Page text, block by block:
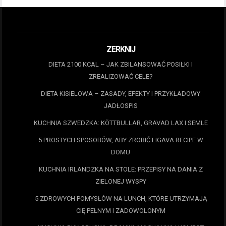
ZERKNIJ
DIETA 2100 KCAL – JAK ZBILANSOWAĆ POSIŁKI I
ZREALIZOWAĆ CELE?
DIETA KISIELOWA – ZASADY, EFEKTY I PRZYKŁADOWY
JADŁOSPIS
KUCHNIA SZWEDZKA: KÖTTBULLAR, GRAVAD LAX I SEMLE
5 PROSTYCH SPOSOBÓW, ABY ZROBIĆ LIGAVA RECIPE W
DOMU
KUCHNIA IRLANDZKA NA STOLE: PRZEPISY NA DANIA Z
ZIELONEJ WYSPY
5 ZDROWYCH POMYSŁÓW NA LUNCH, KTÓRE UTRZYMAJĄ
CIĘ PEŁNYM I ZADOWOLONYM